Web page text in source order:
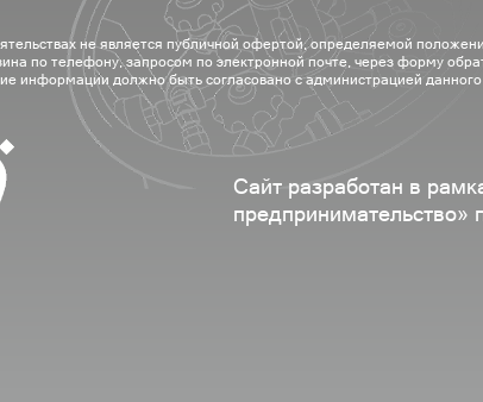
не является публичной офертой, определяемой
по телефону, запросом по электронной почте, через форму
информации должно быть согласовано с администрацией
Сайт разработан в
предпринимательство»